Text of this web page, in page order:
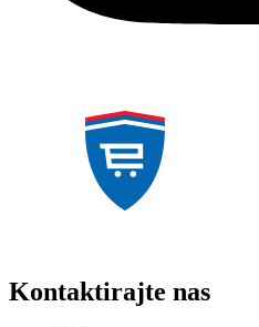
Kontaktirajte nas